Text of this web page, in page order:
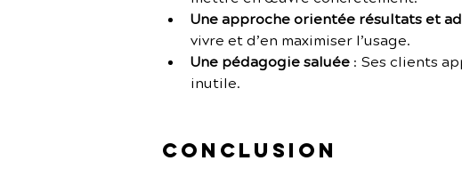
Une approche orientée résultats et
vivre et d’en maximiser l’usage.
Une pédagogie saluée : Ses clients
inutile.
Conclusion